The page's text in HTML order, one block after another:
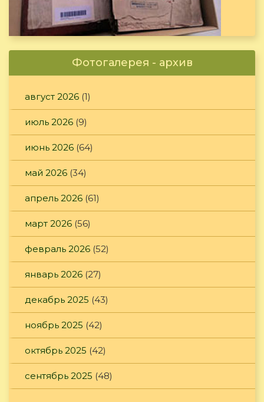
Фотогалерея - архив
август 2026 (1)
июль 2026 (9)
июнь 2026 (64)
май 2026 (34)
апрель 2026 (61)
март 2026 (56)
февраль 2026 (52)
январь 2026 (27)
декабрь 2025 (43)
ноябрь 2025 (42)
октябрь 2025 (42)
сентябрь 2025 (48)